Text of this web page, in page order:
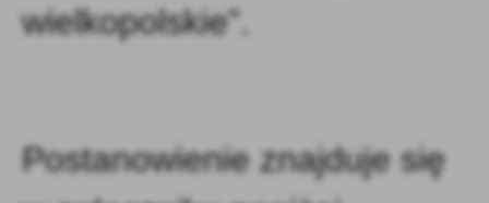
wielkopolskie”.
Postanowienie znajduje się